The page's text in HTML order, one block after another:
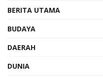
BERITA UTAMA
BUDAYA
DAERAH
DUNIA